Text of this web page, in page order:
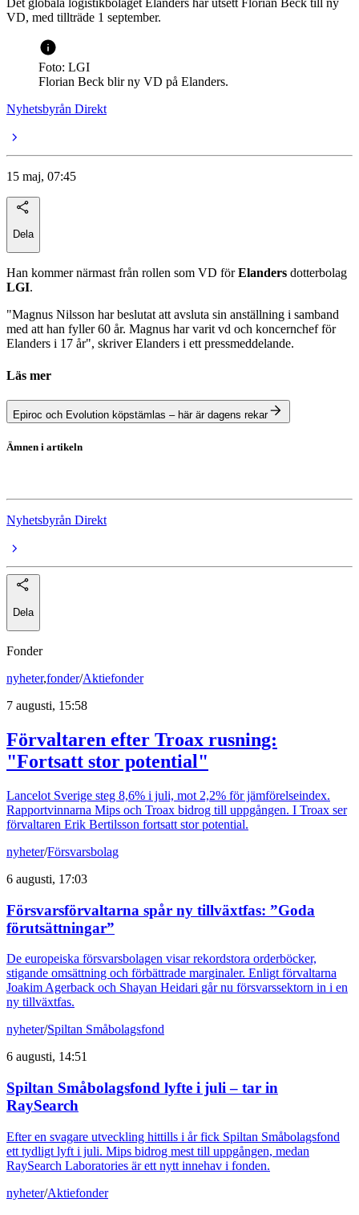
VD, med tillträde 1 september.
Foto: LGI
Florian Beck blir ny VD på Elanders.
Nyhetsbyrån Direkt
15 maj, 07:45
Dela
Han kommer närmast från rollen som VD förElanders dotterbolag
LGI.
"Magnus Nilsson har beslutat att avsluta sin anställning i samband
med att han fyller 60 år. Magnus har varit vd och koncernchef för
Elanders i 17 år", skriver Elanders i ett pressmeddelande.
Läs mer
Epiroc och Evolution köpstämlas – här är dagens rekar
Ämnen i artikeln
Nyhetsbyrån Direkt
Dela
Fonder
nyheter,fonder/Aktiefonder
7 augusti, 15:58
Förvaltaren efter Troax rusning:
"Fortsatt stor potential"
Lancelot Sverige steg 8,6% i juli, mot 2,2% för jämförelseindex.
Rapportvinnarna Mips och Troax bidrog till uppgången. I Troax ser
förvaltaren Erik Bertilsson fortsatt stor potential.
nyheter/Försvarsbolag
6 augusti, 17:03
Försvarsförvaltarna spår ny tillväxtfas: ”Goda
förutsättningar”
De europeiska försvarsbolagen visar rekordstora orderböcker,
stigande omsättning och förbättrade marginaler. Enligt förvaltarna
Joakim Agerback och Shayan Heidari går nu försvarssektorn in i en
ny tillväxtfas.
nyheter/Spiltan Småbolagsfond
6 augusti, 14:51
Spiltan Småbolagsfond lyfte i juli – tar in
RaySearch
Efter en svagare utveckling hittills i år fick Spiltan Småbolagsfond
ett tydligt lyft i juli. Mips bidrog mest till uppgången, medan
RaySearch Laboratories är ett nytt innehav i fonden.
nyheter/Aktiefonder